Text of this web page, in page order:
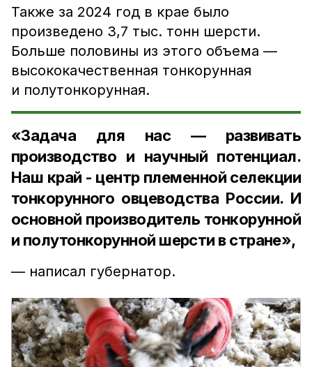
Также за 2024 год в крае было
произведено 3,7 тыс. тонн шерсти.
Больше половины из этого объема —
высококачественная тонкорунная
и полутонкорунная.
«Задача для нас — развивать
производство и научный потенциал.
Наш край - центр племенной селекции
тонкорунного овцеводства России. И
основной производитель тонкорунной
и полутонкорунной шерсти в стране»,
— написал губернатор.